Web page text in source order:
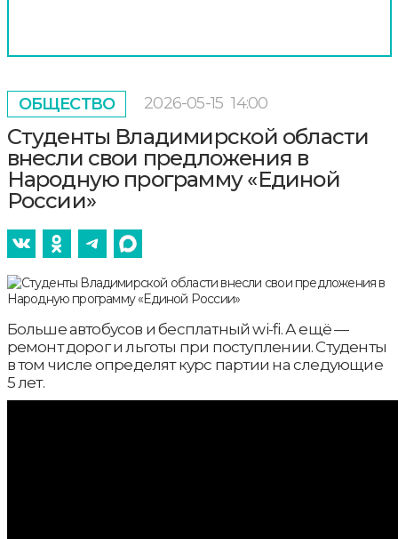
ОБЩЕСТВО 2026-05-15 14:00
Студенты Владимирской области
внесли свои предложения в
Народную программу «Единой
России»
Больше автобусов и бесплатный wi-fi. А ещё —
ремонт дорог и льготы при поступлении. Студенты
в том числе определят курс партии на следующие
5 лет.